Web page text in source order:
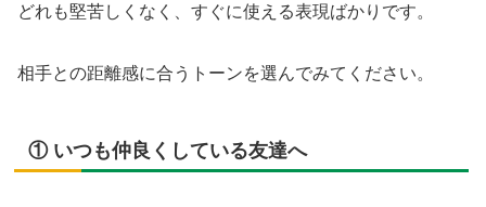
どれも堅苦しくなく、すぐに使える表現ばかりです。
相手との距離感に合うトーンを選んでみてください。
① いつも仲良くしている友達へ